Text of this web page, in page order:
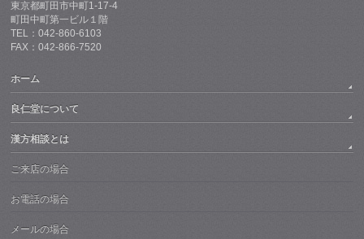
東京都町田市中町1-17-4
町田中町第一ビル１階
TEL：042-860-6103
FAX：042-866-7520
ホーム
良仁堂について
漢方相談とは
ご来店の場合
お電話の場合
メールの場合